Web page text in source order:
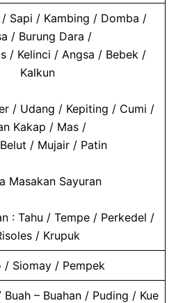
Sapi / Kambing / Domba /
/ Burung Dara /
/ Kelinci / Angsa / Bebek /
Kalkun
/ Udang / Kepiting / Cumi /
Kakap / Mas /
/ Mujair / Patin
Masakan Sayuran
: Tahu / Tempe / Perkedel /
/ Krupuk
/ Siomay / Pempek
– Buahan / Puding / Kue